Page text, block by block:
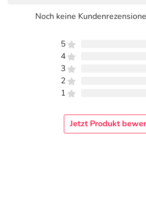
Noch keine
5
4
3
2
1
Jetzt Produkt